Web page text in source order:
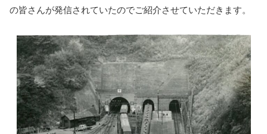
の皆さんが発信されていたのでご紹介させていただきます。